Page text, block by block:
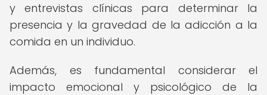
y entrevistas clínicas para determinar la
presencia y la gravedad de la adicción a la
comida en un individuo.
Además, es fundamental considerar el
impacto emocional y psicológico de la